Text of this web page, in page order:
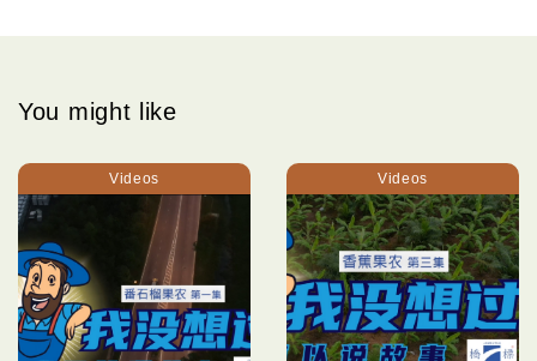
You might like
Videos Videos